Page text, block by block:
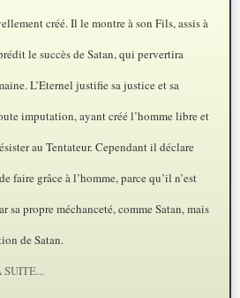
créé. Il le montre à son Fils, assis à
le succès de Satan, qui pervertira
L’Eternel justifie sa justice et sa
imputation, ayant créé l’homme libre et
au Tentateur. Cependant il déclare
faire grâce à l’homme, parce qu’il n’est
sa propre méchanceté, comme Satan, mais
de Satan.